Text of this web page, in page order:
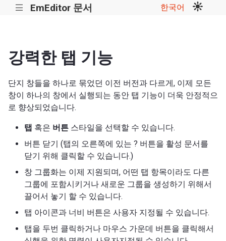
||| EmEditor 문서 한국어
강력한 탭 기능
단지 창들을 하나로 묶었던 이전 버전과 다르게, 이제 모든
창이 하나의 창에서 실행되는 동안 탭 기능이 더욱 안정적으
로 향상되었습니다.
탭 혹은 버튼 스타일을 선택할 수 있습니다.
버튼 닫기 (탭의 오른쪽에 있는 ? 버튼을 활성 문서를
닫기 위해 클릭할 수 있습니다.)
창 그룹화는 이제 지원되며, 어떤 탭 항목이라도 다른
그룹에 포함시키거나 새로운 그룹을 생성하기 위해서
끌어서 놓기 할 수 있습니다.
탭 아이콘과 너비 버튼은 사용자 지정될 수 있습니다.
탭을 두번 클릭하거나 마우스 가운데 버튼을 클릭해서